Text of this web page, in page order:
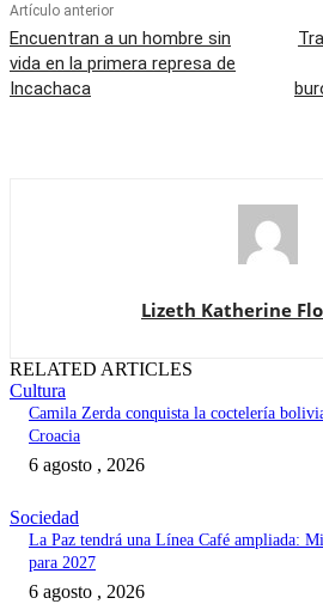
Artículo anterior
Encuentran a un hombre sin
vida en la primera represa de
Incachaca
Lizeth Katherine
RELATED ARTICLES
Cultura
Camila Zerda conquista la coctelería
Croacia
6 agosto , 2026
Sociedad
La Paz tendrá una Línea Café ampliada:
para 2027
6 agosto , 2026